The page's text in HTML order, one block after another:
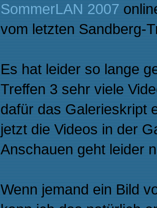
SommerLAN 2007
vom letzten Sandberg-
Es hat leider so lange
Treffen 3 sehr viele
dafür das Galerieskript
jetzt die Videos in der
Anschauen geht leider
Wenn jemand ein Bild